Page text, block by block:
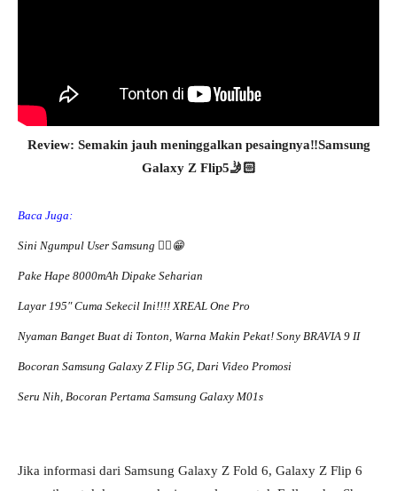
Review: Semakin jauh meninggalkan pesaingnya‼️Samsung
Galaxy Z Flip5🤳🏻
Baca Juga:
Sini Ngumpul User Samsung ☝🏻😁
Pake Hape 8000mAh Dipake Seharian
Layar 195″ Cuma Sekecil Ini!!!! XREAL One Pro
Nyaman Banget Buat di Tonton, Warna Makin Pekat! Sony BRAVIA 9 II
Bocoran Samsung Galaxy Z Flip 5G, Dari Video Promosi
Seru Nih, Bocoran Pertama Samsung Galaxy M01s
Jika informasi dari Samsung Galaxy Z Fold 6, Galaxy Z Flip 6